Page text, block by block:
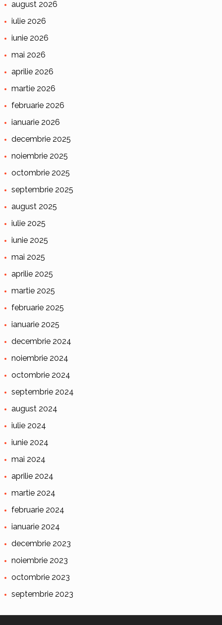
august 2026
iulie 2026
iunie 2026
mai 2026
aprilie 2026
martie 2026
februarie 2026
ianuarie 2026
decembrie 2025
noiembrie 2025
octombrie 2025
septembrie 2025
august 2025
iulie 2025
iunie 2025
mai 2025
aprilie 2025
martie 2025
februarie 2025
ianuarie 2025
decembrie 2024
noiembrie 2024
octombrie 2024
septembrie 2024
august 2024
iulie 2024
iunie 2024
mai 2024
aprilie 2024
martie 2024
februarie 2024
ianuarie 2024
decembrie 2023
noiembrie 2023
octombrie 2023
septembrie 2023